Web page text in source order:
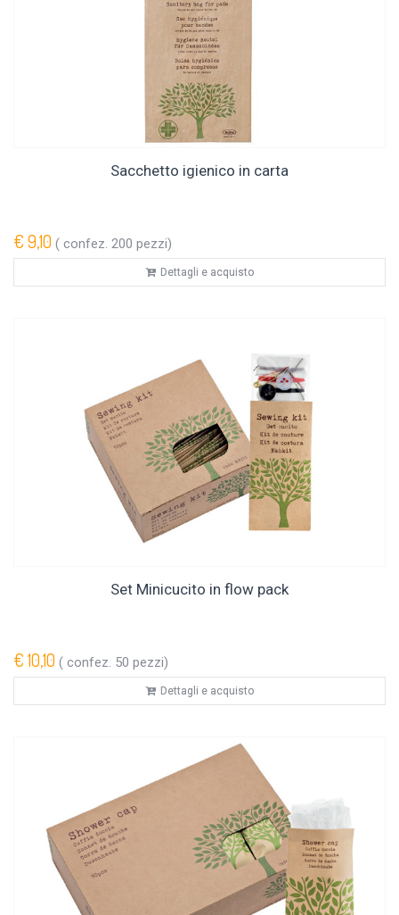
Sacchetto igienico in carta
€ 9,10 ( confez. 200 pezzi)
Dettagli e acquisto
Set Minicucito in flow pack
€ 10,10 ( confez. 50 pezzi)
Dettagli e acquisto